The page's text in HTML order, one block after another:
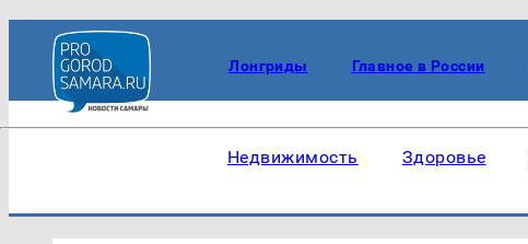
Лонгриды Главное в России
Недвижимость Здоровье